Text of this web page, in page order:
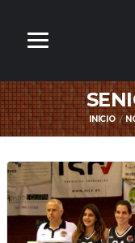
INICIO